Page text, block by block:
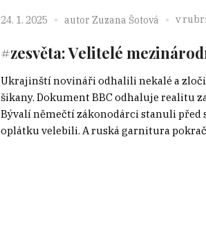
24. 1. 2025 autor Zuzana Šotová v
#zesvěta: Velitelé
Ukrajinští novináři odhalili nekalé a
šikany. Dokument BBC odhaluje realitu
Bývalí němečtí zákonodárci stanuli před
oplátku velebili. A ruská garnitura